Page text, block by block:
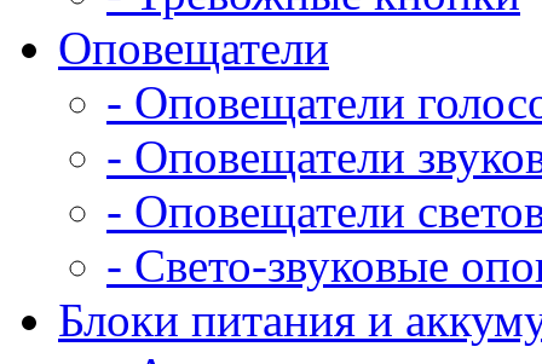
Оповещатели
- Оповещатели
- Оповещатели
- Оповещатели
- Свето-звуковые
Блоки питания и